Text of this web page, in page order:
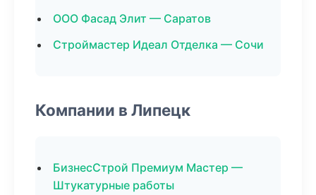
ООО Фасад Элит — Саратов
Строймастер Идеал Отделка — Сочи
Компании в Липецк
БизнесСтрой Премиум Мастер —
Штукатурные работы